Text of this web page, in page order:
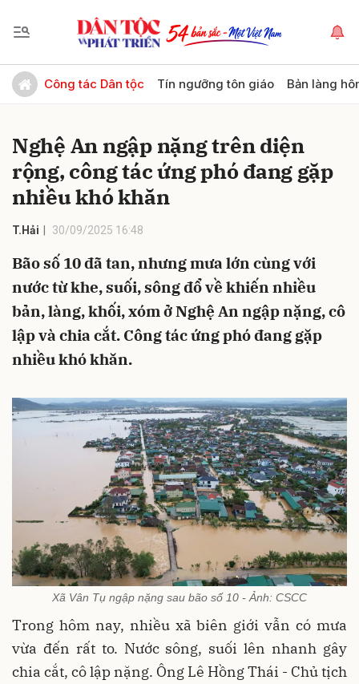
Công tác Dân tộc Tín ngưỡng tôn giáo Bản làng
Nghệ An ngập nặng trên diện
rộng, công tác ứng phó đang gặp
nhiều khó khăn
T.Hải 30/09/2025 16:48
Bão số 10 đã tan, nhưng mưa lớn cùng với
nước từ khe, suối, sông đổ về khiến nhiều
bản, làng, khối, xóm ở Nghệ An ngập nặng, cô
lập và chia cắt. Công tác ứng phó đang gặp
nhiều khó khăn.
Xã Vân Tụ ngập nặng sau bão số 10 - Ảnh: CSCC
Trong hôm nay, nhiều xã biên giới vẫn có mưa
vừa đến rất to. Nước sông, suối lên nhanh gây
chia cắt, cô lập nặng. Ông Lê Hồng Thái - Chủ tịch
Gửi bình luận